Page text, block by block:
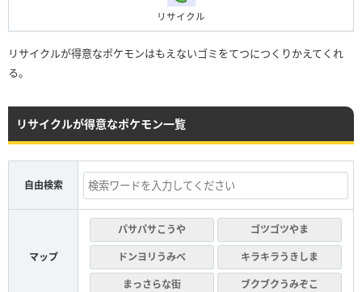
リサイクル
リサイクルが得意なポケモンはもえないゴミをてつにつくりかえてくれ
る。
リサイクルが得意なポケモン一覧
自由検索
マップ
パサパサこうや
ゴツゴツやま
ドンヨリうみべ
キラキラうきしま
まっさらな街
ブクブクうみぞこ